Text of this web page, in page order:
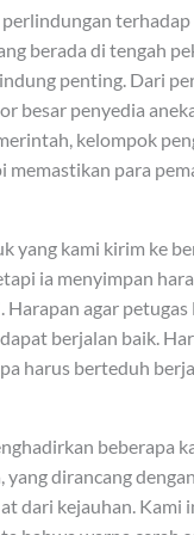
berada di tengah
penting. Dari
besar penyedia
kelompok
para
yang kami kirim ke
ia menyimpan
agar
berjalan baik.
harus berteduh
beberapa
dirancang
dari kejauhan. Kami